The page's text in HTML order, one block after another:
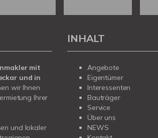
mit
und in
wir Ihnen
Ihrer
und lokaler
INHALT
Angebote
Eigentümer
Interessenten
Bauträger
Service
Über uns
NEWS